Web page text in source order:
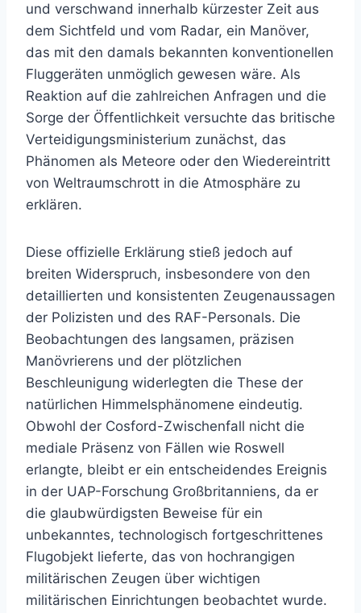
und verschwand innerhalb kürzester Zeit aus
dem Sichtfeld und vom Radar, ein Manöver,
das mit den damals bekannten konventionellen
Fluggeräten unmöglich gewesen wäre. Als
Reaktion auf die zahlreichen Anfragen und die
Sorge der Öffentlichkeit versuchte das britische
Verteidigungsministerium zunächst, das
Phänomen als Meteore oder den Wiedereintritt
von Weltraumschrott in die Atmosphäre zu
erklären.
Diese offizielle Erklärung stieß jedoch auf
breiten Widerspruch, insbesondere von den
detaillierten und konsistenten Zeugenaussagen
der Polizisten und des RAF-Personals. Die
Beobachtungen des langsamen, präzisen
Manövrierens und der plötzlichen
Beschleunigung widerlegten die These der
natürlichen Himmelsphänomene eindeutig.
Obwohl der Cosford-Zwischenfall nicht die
mediale Präsenz von Fällen wie Roswell
erlangte, bleibt er ein entscheidendes Ereignis
in der UAP-Forschung Großbritanniens, da er
die glaubwürdigsten Beweise für ein
unbekanntes, technologisch fortgeschrittenes
Flugobjekt lieferte, das von hochrangigen
militärischen Zeugen über wichtigen
militärischen Einrichtungen beobachtet wurde.